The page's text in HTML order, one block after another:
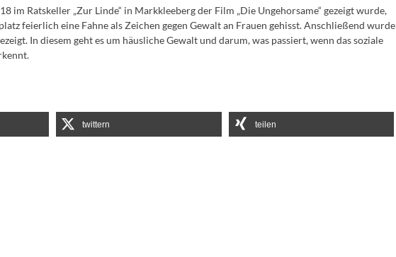
im Ratskeller „Zur Linde“ in Markkleeberg der Film „Die Ungehorsame“ gezeigt wurde,
feierlich eine Fahne als Zeichen gegen Gewalt an Frauen gehisst. Anschließend wurde
In diesem geht es um häusliche Gewalt und darum, was passiert, wenn das soziale
twittern teilen